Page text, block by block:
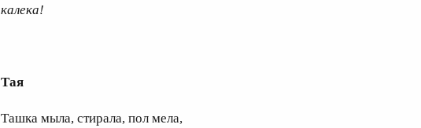
калека!
Тая
Ташка мыла, стирала, пол мела,